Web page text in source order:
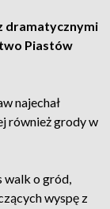
dramatycznymi
Piastów
najechał
również grody w
walk o gród,
wyspę z